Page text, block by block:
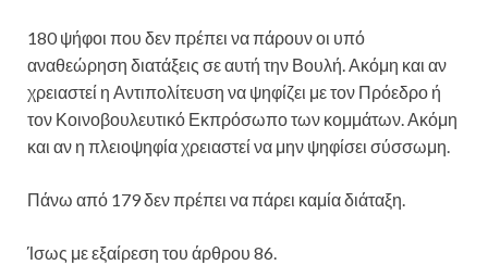
180 ψήφοι που δεν πρέπει να πάρουν οι υπό
αναθεώρηση διατάξεις σε αυτή την Βουλή. Ακόμη και αν
χρειαστεί η Αντιπολίτευση να ψηφίζει με τον Πρόεδρο ή
τον Κοινοβουλευτικό Εκπρόσωπο των κομμάτων. Ακόμη
και αν η πλειοψηφία χρειαστεί να μην ψηφίσει σύσσωμη.
Πάνω από 179 δεν πρέπει να πάρει καμία διάταξη.
Ίσως με εξαίρεση του άρθρου 86.